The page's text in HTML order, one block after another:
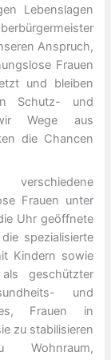
Lebenslagen
Anspruch,
Frauen
und bleiben
Schutz- und
Wege aus
die Chancen
Frauen unter
Uhr geöffnete
spezialisierte
Kindern sowie
geschützter
und
Frauen in
zu stabilisieren